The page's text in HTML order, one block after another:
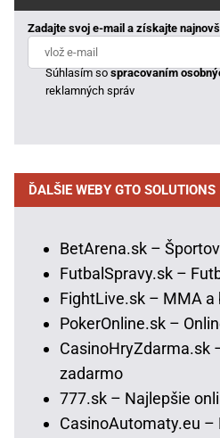
Zadajte svoj e-mail a získajte
Súhlasím sospracovaním
reklamných správ
ĎALŠIE WEBY GTO SOLUTIONS
BetArena.sk –
FutbalSpravy.sk –
FightLive.sk – MMA a
PokerOnline.sk –
CasinoHryZdarma.sk
zadarmo
777.sk – Najlepšie
CasinoAutomaty.eu